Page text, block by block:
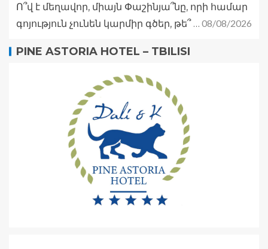
Ո՞վ է մեղավոր, միայն Փաշինյա՞նը, որի համար
գոյություն չունեն կարմիր գծեր, թե՞ … 08/08/2026
PINE ASTORIA HOTEL – TBILISI